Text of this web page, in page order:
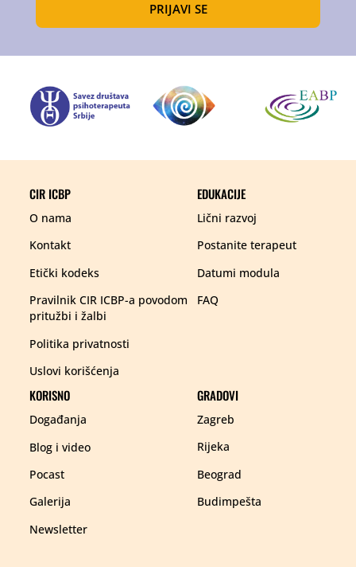
PRIJAVI SE
CIR ICBP
O nama
Kontakt
Etički kodeks
Pravilnik CIR ICBP-a povodom
pritužbi i žalbi
Politika privatnosti
Uslovi korišćenja
EDUKACIJE
Lični razvoj
Postanite terapeut
Datumi modula
FAQ
KORISNO
Događanja
Blog i video
Pocast
Galerija
Newsletter
GRADOVI
Zagreb
Rijeka
Beograd
Budimpešta